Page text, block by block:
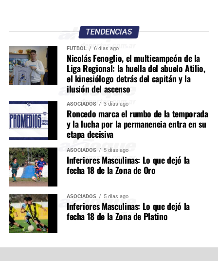
TENDENCIAS
FÚTBOL 6 días ago
Nicolás Fenoglio, el multicampeón de la
Liga Regional: la huella del abuelo Atilio,
el kinesiólogo detrás del capitán y la
ilusión del ascenso
ASOCIADOS 3 días ago
Roncedo marca el rumbo de la temporada
y la lucha por la permanencia entra en su
etapa decisiva
ASOCIADOS 5 días ago
Inferiores Masculinas: Lo que dejó la
fecha 18 de la Zona de Oro
ASOCIADOS 5 días ago
Inferiores Masculinas: Lo que dejó la
fecha 18 de la Zona de Platino